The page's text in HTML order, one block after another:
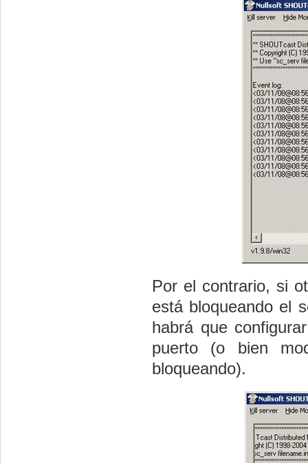
Por el contrario, si
está bloqueando el
habrá que
puerto (o bien
bloqueando).